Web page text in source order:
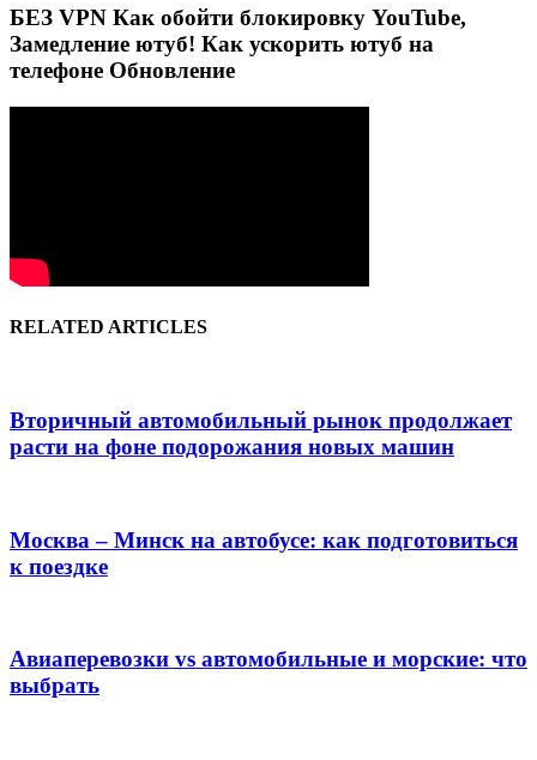
БЕЗ VPN Как обойти блокировку YouTube,
Замедление ютуб! Как ускорить ютуб на
телефоне Обновление
RELATED ARTICLES
Вторичный автомобильный рынок продолжает
расти на фоне подорожания новых машин
Москва – Минск на автобусе: как подготовиться
к поездке
Авиаперевозки vs автомобильные и морские: что
выбрать